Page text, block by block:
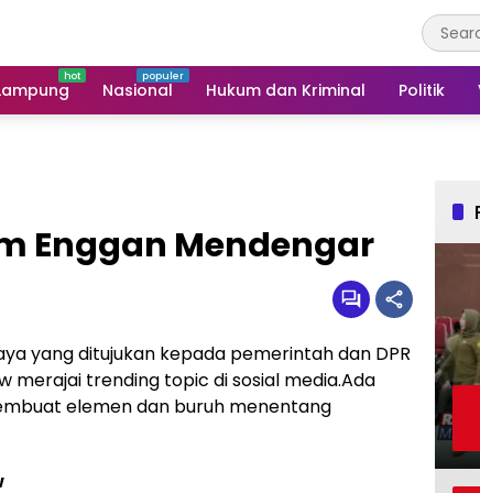
Nasional Hukum dan Kriminal Politik
Enggan Mendengar
yang ditujukan kepada pemerintah dan DPR
merajai trending topic di sosial media.Ada
elemen dan buruh menentang